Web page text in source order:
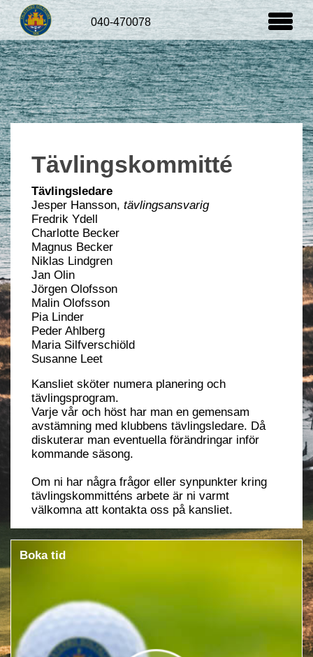
Tävlingskommitté
Tävlingsledare
Jesper Hansson, tävlingsansvarig
Fredrik Ydell
Charlotte Becker
Magnus Becker
Niklas Lindgren
Jan Olin
Jörgen Olofsson
Malin Olofsson
Pia Linder
Peder Ahlberg
Maria Silfverschiöld
Susanne Leet
Kansliet sköter numera planering och
tävlingsprogram.
Varje vår och höst har man en gemensam
avstämning med klubbens tävlingsledare. Då
diskuterar man eventuella förändringar inför
kommande säsong.
Om ni har några frågor eller synpunkter kring
tävlingskommitténs arbete är ni varmt
välkomna att kontakta oss på kansliet.
Boka tid